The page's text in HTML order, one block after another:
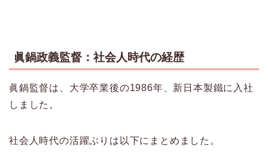
眞鍋政義監督：社会人時代の経歴
眞鍋監督は、大学卒業後の1986年、新日本製鐵に入社
しました。
社会人時代の活躍ぶりは以下にまとめました。